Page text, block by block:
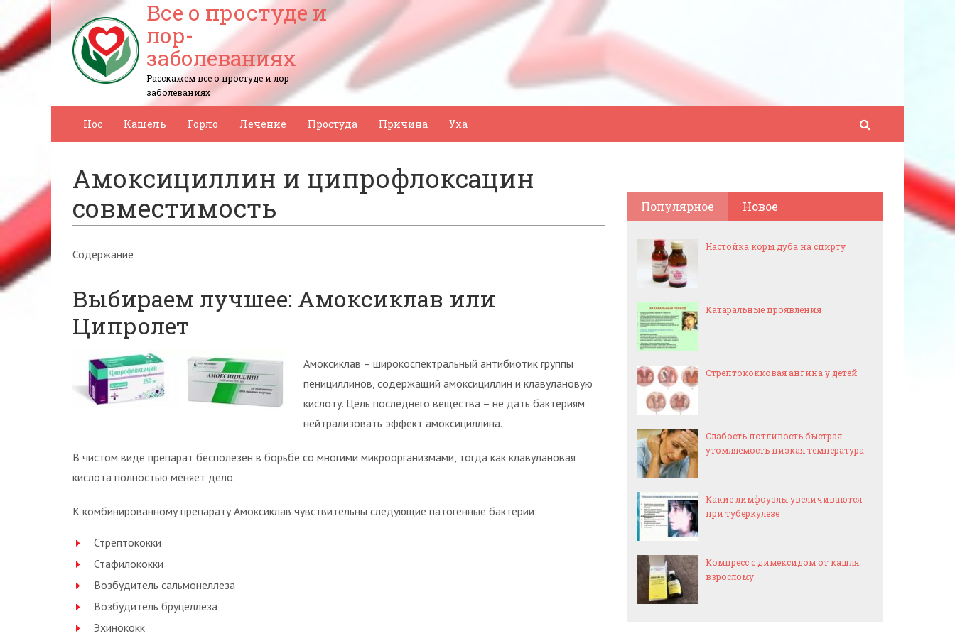
Все о простуде и
лор-
заболеваниях
Расскажем все о простуде и лор-
заболеваниях
Нос Кашель Горло Лечение Простуда Причина Уха
Амоксициллин и ципрофлоксацин
совместимость
Содержание
Выбираем лучшее: Амоксиклав или
Ципролет
Амоксиклав – широкоспектральный антибиотик группы
пенициллинов, содержащий амоксициллин и клавулановую
кислоту. Цель последнего вещества – не дать бактериям
нейтрализовать эффект амоксициллина.
В чистом виде препарат бесполезен в борьбе со многими микроорганизмами, тогда как клавулановая
кислота полностью меняет дело.
К комбинированному препарату Амоксиклав чувствительны следующие патогенные бактерии:
Стрептококки
Стафилококки
Возбудитель сальмонеллеза
Возбудитель бруцеллеза
Эхинококк
Популярное Новое
Настойка коры дуба на спирту
Катаральные проявления
Стрептококковая ангина у детей
Слабость потливость быстрая
утомляемость низкая температура
Какие лимфоузлы увеличиваются
при туберкулезе
Компресс с димексидом от кашля
взрослому